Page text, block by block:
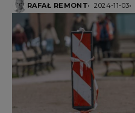
RAFAŁ REMONT 2024-11-03